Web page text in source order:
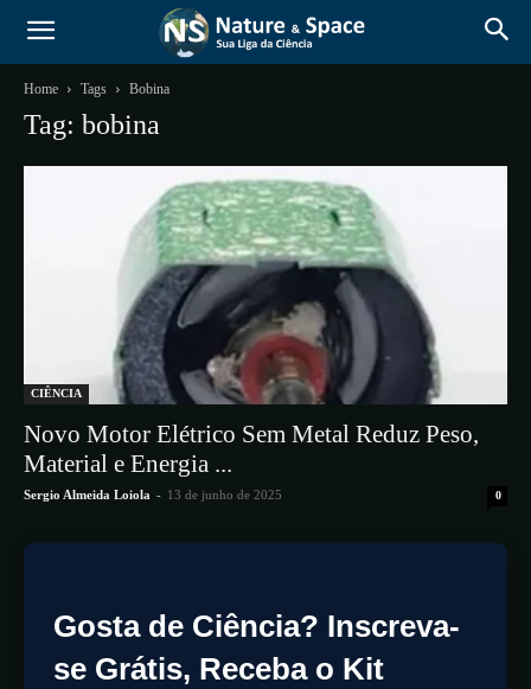
Home Tags Bobina
Tag: bobina
CIÊNCIA
Novo Motor Elétrico Sem Metal Reduz Peso,
Material e Energia ...
Sergio Almeida Loiola - 13 de junho de 2025 0
Gosta de Ciência? Inscreva-
se Grátis, Receba o Kit